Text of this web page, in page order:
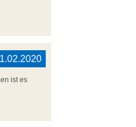
ist es